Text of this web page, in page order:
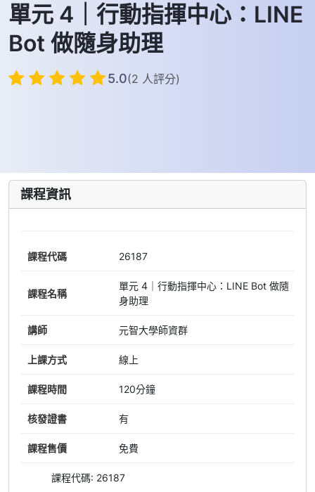
單元 4｜行動指揮中心：LINE
Bot 做隨身助理
5.0(2 人評分)
課程資訊
課程代碼 26187
課程名稱
單元 4｜行動指揮中心：LINE Bot 做隨
身助理
講師 元智大學師資群
上課方式 線上
課程時間 120分鐘
核發證書 有
課程售價 免費
課程代碼: 26187